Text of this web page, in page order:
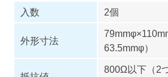
入数 2個
外形寸法
63.5mmφ）
800Ω以下（2